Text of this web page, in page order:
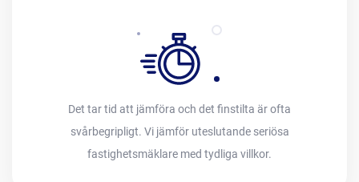
Det tar tid att jämföra och det finstilta är ofta
svårbegripligt. Vi jämför uteslutande seriösa
fastighetsmäklare med tydliga villkor.